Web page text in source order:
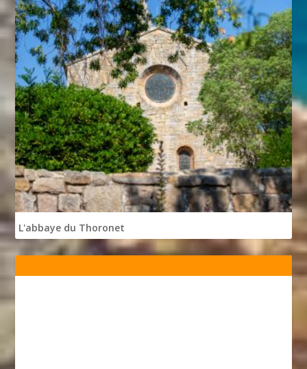
L'abbaye du Thoronet